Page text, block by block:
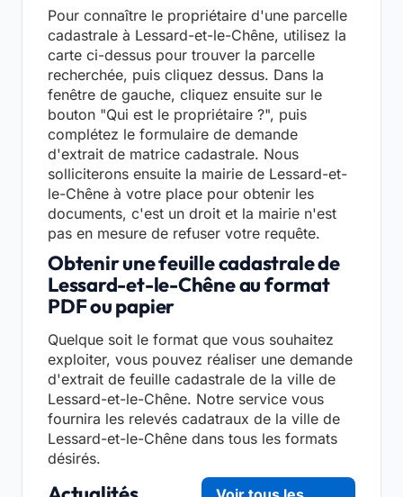
Pour connaître le propriétaire d'une parcelle
cadastrale à Lessard-et-le-Chêne, utilisez la
carte ci-dessus pour trouver la parcelle
recherchée, puis cliquez dessus. Dans la
fenêtre de gauche, cliquez ensuite sur le
bouton "Qui est le propriétaire ?", puis
complétez le formulaire de demande
d'extrait de matrice cadastrale. Nous
solliciterons ensuite la mairie de Lessard-et-
le-Chêne à votre place pour obtenir les
documents, c'est un droit et la mairie n'est
pas en mesure de refuser votre requête.
Obtenir une feuille cadastrale de
Lessard-et-le-Chêne au format
PDF ou papier
Quelque soit le format que vous souhaitez
exploiter, vous pouvez réaliser une demande
d'extrait de feuille cadastrale de la ville de
Lessard-et-le-Chêne. Notre service vous
fournira les relevés cadatraux de la ville de
Lessard-et-le-Chêne dans tous les formats
désirés.